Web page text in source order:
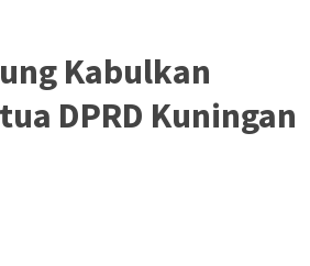
Kabulkan
DPRD Kuningan